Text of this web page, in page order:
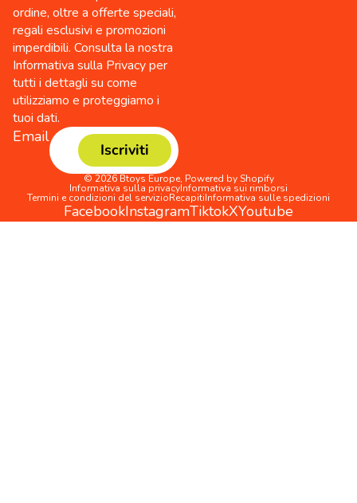
ordine, oltre a offerte speciali,
regali esclusivi e promozioni
imperdibili. Consulta la nostra
Informativa sulla Privacy per
tutti i dettagli su come
utilizziamo e proteggiamo i
tuoi dati.
Email
Iscriviti
© 2026 Btoys Europe, Powered by Shopify
Informativa sulla privacyInformativa sui rimborsi
Termini e condizioni del servizioRecapitiInformativa sulle spedizioni
FacebookInstagramTiktokXYoutube